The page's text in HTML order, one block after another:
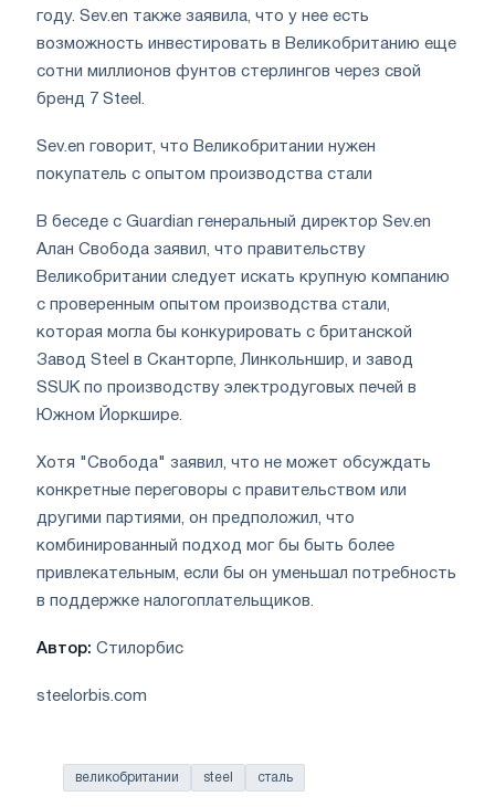
году. Sev.en также заявила, что у нее есть
возможность инвестировать в Великобританию еще
сотни миллионов фунтов стерлингов через свой
бренд 7 Steel.
Sev.en говорит, что Великобритании нужен
покупатель с опытом производства стали
В беседе с Guardian генеральный директор Sev.en
Алан Свобода заявил, что правительству
Великобритании следует искать крупную компанию
с проверенным опытом производства стали,
которая могла бы конкурировать с британской
Завод Steel в Сканторпе, Линкольншир, и завод
SSUK по производству электродуговых печей в
Южном Йоркшире.
Хотя "Свобода" заявил, что не может обсуждать
конкретные переговоры с правительством или
другими партиями, он предположил, что
комбинированный подход мог бы быть более
привлекательным, если бы он уменьшал потребность
в поддержке налогоплательщиков.
Автор: Стилорбис
steelorbis.com
великобритании steel сталь